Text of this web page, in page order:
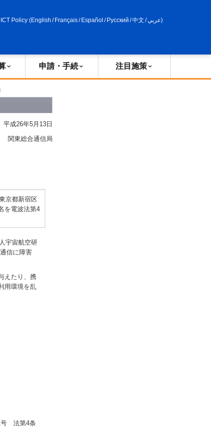
ICT Policy (English / Français/ Español / Русский /中文 /عربي)
申請・手続 注目施策
平成26年5月13日
関東総合通信局
京都新宿区
を電波法第4
宇宙航空研
信に障害
えたり、携
用環境を乱
号 法第4条